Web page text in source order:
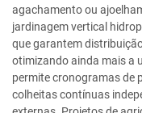
agachamento ou
jardinagem vertical
que garantem
otimizando ainda mais a
permite cronogramas de
colheitas contínuas